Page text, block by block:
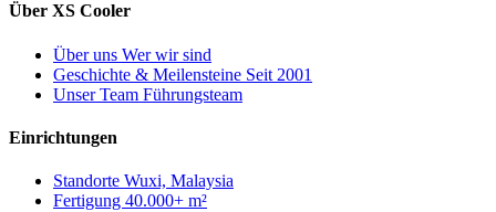
Über XS Cooler
Über uns Wer wir sind
Geschichte & Meilensteine Seit 2001
Unser Team Führungsteam
Einrichtungen
Standorte Wuxi, Malaysia
Fertigung 40.000+ m²